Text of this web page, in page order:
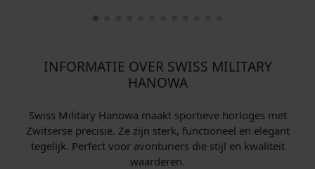
INFORMATIE OVER SWISS MILITARY
HANOWA
Swiss Military Hanowa maakt sportieve horloges met
Zwitserse precisie. Ze zijn sterk, functioneel en elegant
tegelijk. Perfect voor avonturiers die stijl en kwaliteit
waarderen.